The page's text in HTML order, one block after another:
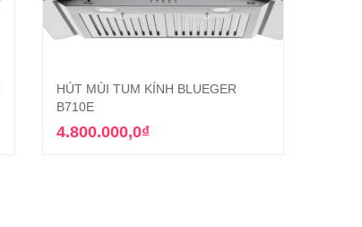
Thêm vào giỏ hàng
HÚT MÙI TUM KÍNH BLUEGER
B710E
4.800.000,0₫